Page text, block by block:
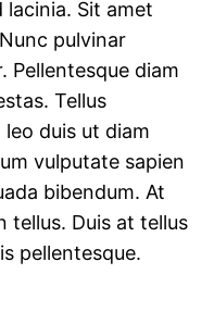
lacinia. Sit amet
pulvinar
Pellentesque diam
Tellus
duis ut diam
vulputate sapien
bibendum. At
tellus. Duis at tellus
pellentesque.